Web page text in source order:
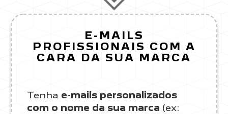
E-MAILS
PROFISSIONAIS COM A
CARA DA SUA MARCA
Tenha e-mails personalizados
com o nome da sua marca (ex: